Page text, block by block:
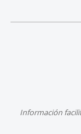
Información